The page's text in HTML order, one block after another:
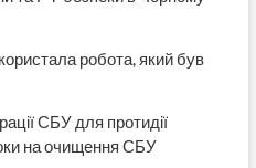
робота, який був
СБУ для протидії
на очищення СБУ